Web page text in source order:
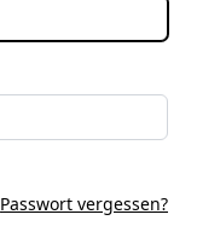
Passwort vergessen?